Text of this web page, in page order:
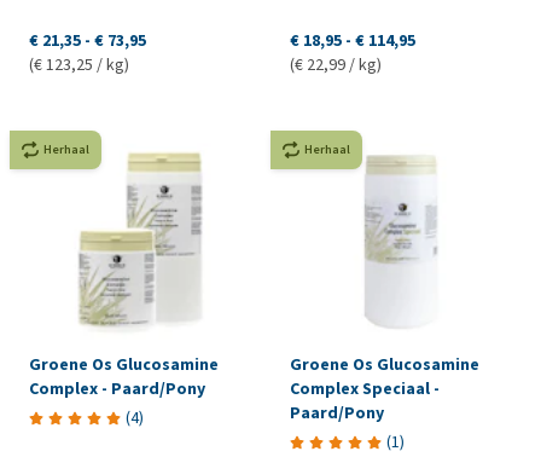
€ 21,35 - € 73,95
(€ 123,25 / kg)
€ 18,95 - € 114,95
(€ 22,99 / kg)
Herhaal
Groene Os Glucosamine
Complex - Paard/Pony
(4)
Herhaal
Groene Os Glucosamine
Complex Speciaal -
Paard/Pony
(1)